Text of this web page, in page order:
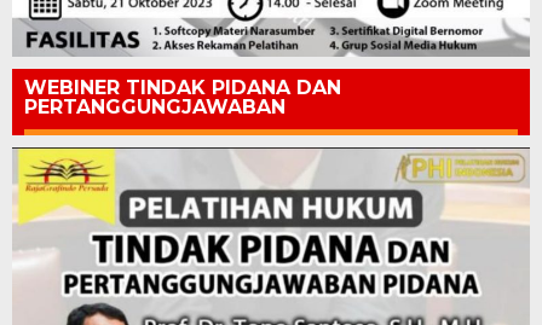
WEBINER TINDAK PIDANA DAN
PERTANGGUNGJAWABAN